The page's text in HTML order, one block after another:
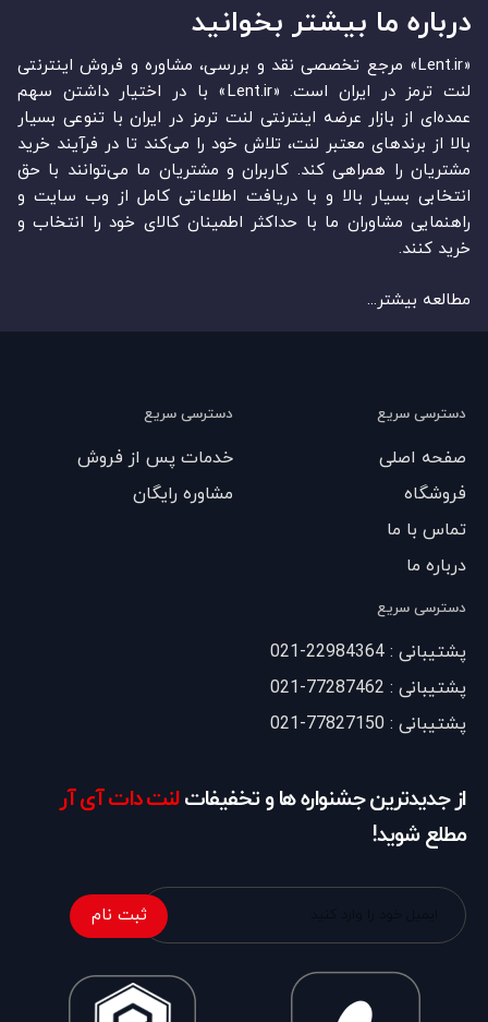
درباره ما بیشتر بخوانید
«Lent.ir» مرجع تخصصی نقد و بررسی، مشاوره و فروش اینترنتی
لنت ترمز در ایران است. «Lent.ir» با در اختیار داشتن سهم
عمده‏‌ای از بازار عرضه اینترنتی لنت ترمز در ایران با تنوعی بسیار
بالا از برندهای معتبر لنت، تلاش خود را می‌‏‏کند تا در فرآیند خرید
مشتریان را همراهی کند. کاربران و مشتریان ما می‏‏‌توانند با حق
انتخابی بسیار بالا و با دریافت اطلاعاتی کامل از وب سایت و
راهنمایی مشاوران ما با حداکثر اطمینان کالای خود را انتخاب و
خرید کنند.
مطالعه بیشتر...
دسترسی سریع
صفحه اصلی
فروشگاه
تماس با ما
درباره ما
دسترسی سریع
خدمات پس از فروش
مشاوره رایگان
دسترسی سریع
پشتیبانی : 22984364-021
پشتیبانی : 77287462-021
پشتیبانی : 77827150-021
از جدیدترین جشنواره ها و تخفیفاتلنت دات آی آر
مطلع شوید!
ثبت نام